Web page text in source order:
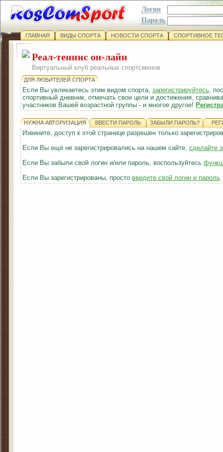
Логин
Пароль
ГЛАВНАЯ ВИДЫ СПОРТА НОВОСТИ СПОРТА СПОРТИВНОЕ
Реал-теннис он-лайн
Виртуальный клуб реальных спортсменов
ДЛЯ ЛЮБИТЕЛЕЙ СПОРТА
Если Вы увлекаетесь этим видом спорта, зарегистрируйтесь,
спортивный дневник, отмечать свои цели и достижения,
участников Вашей возрастной группы - и многое другое!
НУЖНА АВТОРИЗАЦИЯ ВВЕСТИ ПАРОЛЬ ЗАБЫЛИ ПАРОЛЬ?
Извините, доступ к этой странице разрешен только
Если Вы ещё не зарегистрировались на нашем сайте, сделайте
Если Вы забыли свой логин и/или пароль, воспользуйтесь
Если Вы зарегистрированы, просто введите свой логин и пароль.